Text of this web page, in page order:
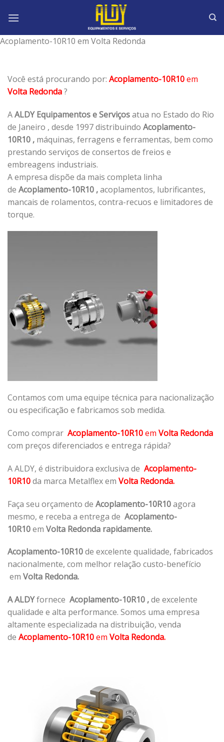
Acoplamento-10R10 em Volta Redonda
Você está procurando por: Acoplamento-10R10em
Volta Redonda?
AALDY Equipamentos e Serviçosatua no Estado do Rio
de Janeiro , desde 1997 distribuindo Acoplamento-
10R10 , máquinas, ferragens e ferramentas, bem como
prestando serviços de consertos de freios e
embreagens industriais.
A empresa dispõe da mais completa linha
de Acoplamento-10R10 ,acoplamentos, lubrificantes,
mancais de rolamentos, contra-recuos e limitadores de
torque.
Contamos com uma equipe técnica para nacionalização
ou especificação e fabricamos sob medida.
Como comprar Acoplamento-10R10em Volta Redonda
com preços diferenciados e entrega rápida?
A ALDY, é distribuidora exclusiva de Acoplamento-
10R10da marca Metalflex em Volta Redonda.
Faça seu orçamento de Acoplamento-10R10agora
mesmo, e receba a entrega de Acoplamento-
10R10em Volta Redonda rapidamente.
Acoplamento-10R10de excelente qualidade, fabricados
nacionalmente, com melhor relação custo-benefício
em Volta Redonda.
A ALDYfornece Acoplamento-10R10 ,de excelente
qualidade e alta performance. Somos uma empresa
altamente especializada na distribuição, venda
de Acoplamento-10R10em Volta Redonda.